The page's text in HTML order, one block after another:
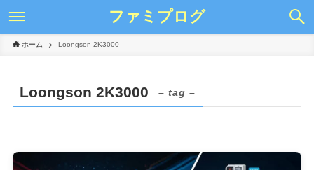
ファミプログ
ホーム Loongson 2K3000
Loongson 2K3000 – tag –